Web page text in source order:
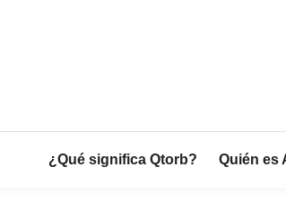
¿Qué significa Qtorb? Quién es